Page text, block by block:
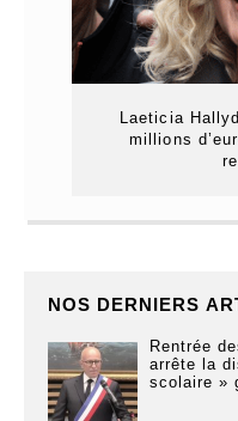
Laeticia
millions
NOS DERNIERS
Rentrée
arrête la
scolaire »